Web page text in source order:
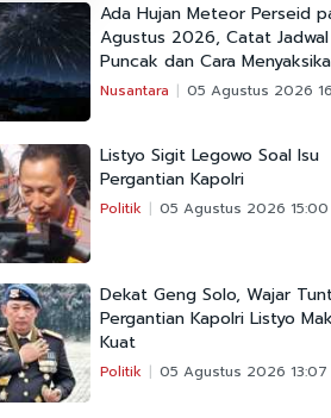
Ada Hujan Meteor Perseid
Agustus 2026, Catat Jadwal
Puncak dan Cara
Nusantara 05 Agustus 2026
Listyo Sigit Legowo Soal Isu
Pergantian Kapolri
Politik 05 Agustus 2026 15:00
Dekat Geng Solo, Wajar
Pergantian Kapolri Listyo
Kuat
Politik 05 Agustus 2026 13:07